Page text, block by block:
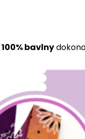
100% bavlny